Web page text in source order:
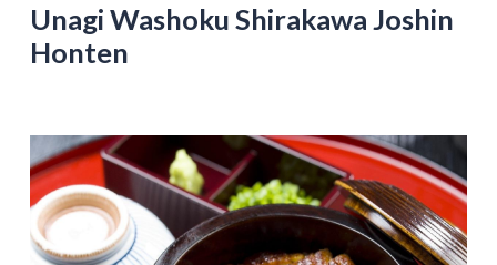
Unagi Washoku Shirakawa Joshin
Honten